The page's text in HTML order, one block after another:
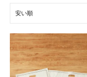
安い順